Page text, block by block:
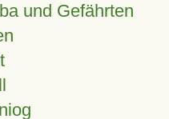
und Gefährten